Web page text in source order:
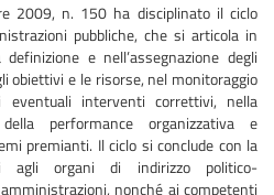
2009, n. 150 ha disciplinato il ciclo
pubbliche, che si articola in
e nell’assegnazione degli
obiettivi e le risorse, nel monitoraggio
eventuali interventi correttivi, nella
performance organizzativa e
premianti. Il ciclo si conclude con la
agli organi di indirizzo politico-
nonché ai competenti